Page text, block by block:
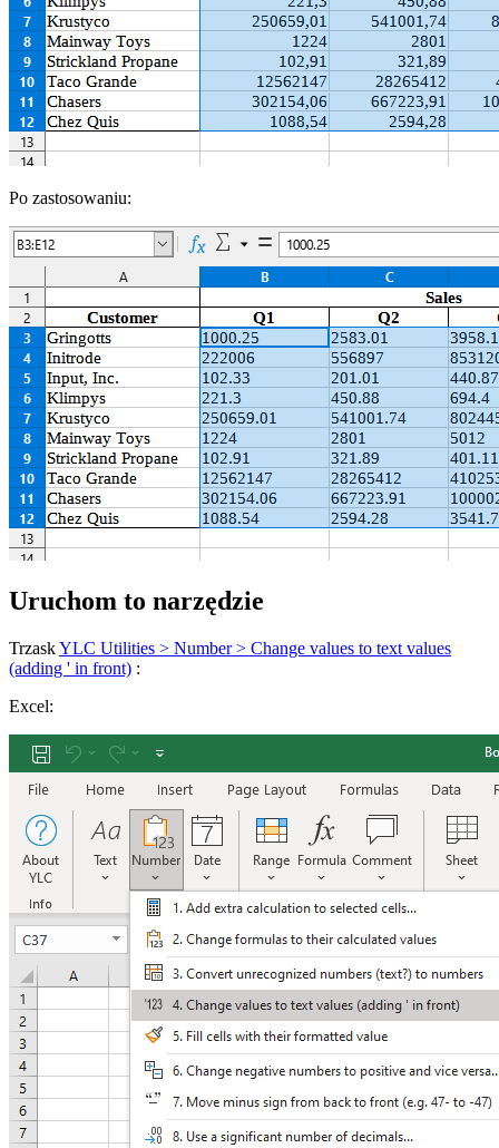
Po zastosowaniu:
Uruchom to narzędzie
TrzaskYLC Utilities > Number > Change values to text values
(adding ' in front) :
Excel: